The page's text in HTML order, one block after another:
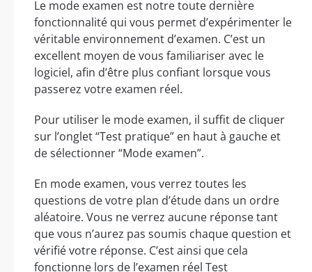
Le mode examen est notre toute dernière
fonctionnalité qui vous permet d’expérimenter le
véritable environnement d’examen. C’est un
excellent moyen de vous familiariser avec le
logiciel, afin d’être plus confiant lorsque vous
passerez votre examen réel.
Pour utiliser le mode examen, il suffit de cliquer
sur l’onglet “Test pratique” en haut à gauche et
de sélectionner “Mode examen”.
En mode examen, vous verrez toutes les
questions de votre plan d’étude dans un ordre
aléatoire. Vous ne verrez aucune réponse tant
que vous n’aurez pas soumis chaque question et
vérifié votre réponse. C’est ainsi que cela
fonctionne lors de l’examen réel Test